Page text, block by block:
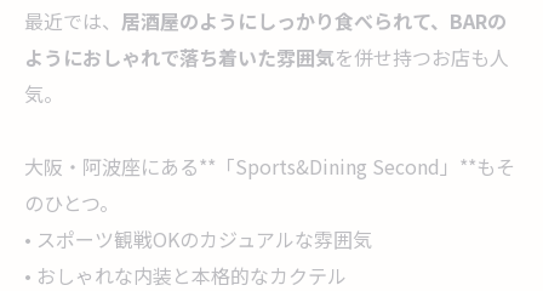
最近では、 居酒屋のようにしっかり食べられて、BARの
ようにおしゃれで落ち着いた雰囲気を併せ持つお店も人
気。
大阪・阿波座にある**「Sports&Dining Second」**もそ
のひとつ。
• スポーツ観戦OKのカジュアルな雰囲気
• おしゃれな内装と本格的なカクテル